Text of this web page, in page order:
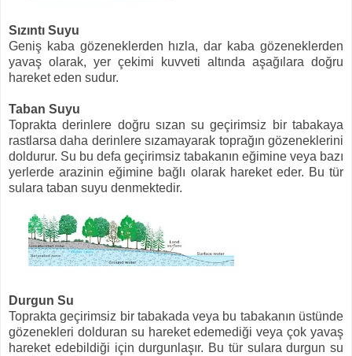
Sızıntı Suyu
Geniş kaba gözeneklerden hızla, dar kaba gözeneklerden
yavaş olarak, yer çekimi kuvveti altında aşağılara doğru
hareket eden sudur.
Taban Suyu
Toprakta derinlere doğru sızan su geçirimsiz bir tabakaya
rastlarsa daha derinlere sızamayarak toprağın gözeneklerini
doldurur. Su bu defa geçirimsiz tabakanın eğimine veya bazı
yerlerde arazinin eğimine bağlı olarak hareket eder. Bu tür
sulara taban suyu denmektedir.
Durgun Su
Toprakta geçirimsiz bir tabakada veya bu tabakanın üstünde
gözenekleri dolduran su hareket edemediği veya çok yavaş
hareket edebildiği için durgunlaşır. Bu tür sulara durgun su